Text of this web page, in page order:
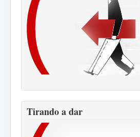
Tirando a dar